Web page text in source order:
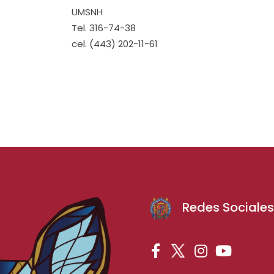
UMSNH
Tel. 316-74-38
cel. (443) 202-11-61
Redes Sociales